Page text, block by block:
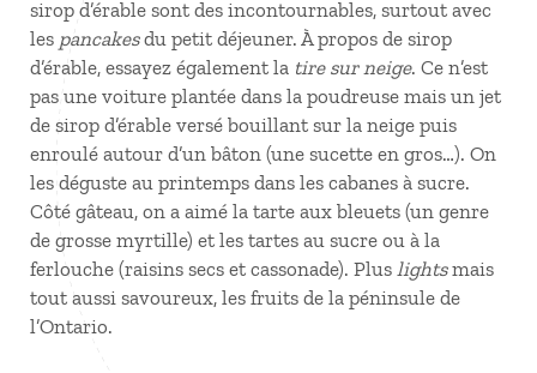
sirop d’érable sont des incontournables, surtout avec
les pancakesdu petit déjeuner. À propos de sirop
d’érable, essayez également la tire sur neige. Ce n’est
pas une voiture plantée dans la poudreuse mais un jet
de sirop d’érable versé bouillant sur la neige puis
enroulé autour d’un bâton (une sucette en gros…). On
les déguste au printemps dans les cabanes à sucre.
Côté gâteau, on a aimé la tarte aux bleuets (un genre
de grosse myrtille) et les tartes au sucre ou à la
ferlouche (raisins secs et cassonade). Plus lightsmais
tout aussi savoureux, les fruits de la péninsule de
l’Ontario.